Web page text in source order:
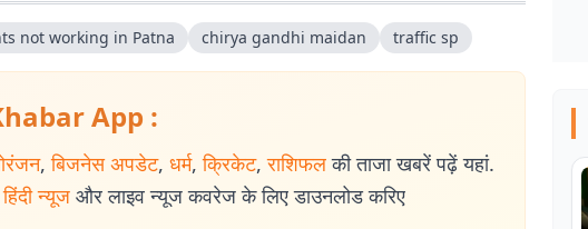
not working in Patna chirya gandhi maidan traffic sp
App :
, बिजनेस अपडेट, धर्म, क्रिकेट, राशिफल की ताजा खबरें पढ़ें यहां.
हिंदी न्यूज और लाइव न्यूज कवरेज के लिए डाउनलोड करिए